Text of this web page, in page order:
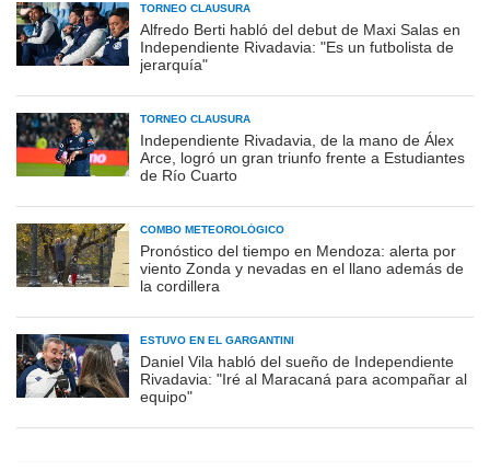
TORNEO CLAUSURA
Alfredo Berti habló del debut de Maxi Salas en
Independiente Rivadavia: "Es un futbolista de
jerarquía"
TORNEO CLAUSURA
Independiente Rivadavia, de la mano de Álex
Arce, logró un gran triunfo frente a Estudiantes
de Río Cuarto
COMBO METEOROLÓGICO
Pronóstico del tiempo en Mendoza: alerta por
viento Zonda y nevadas en el llano además de
la cordillera
ESTUVO EN EL GARGANTINI
Daniel Vila habló del sueño de Independiente
Rivadavia: "Iré al Maracaná para acompañar al
equipo"